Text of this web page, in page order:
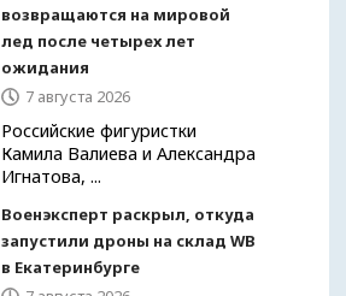
возвращаются на мировой
лед после четырех лет
ожидания
7 августа 2026
Российские фигуристки
Камила Валиева и Александра
Игнатова, ...
Военэксперт раскрыл, откуда
запустили дроны на склад WB
в Екатеринбурге